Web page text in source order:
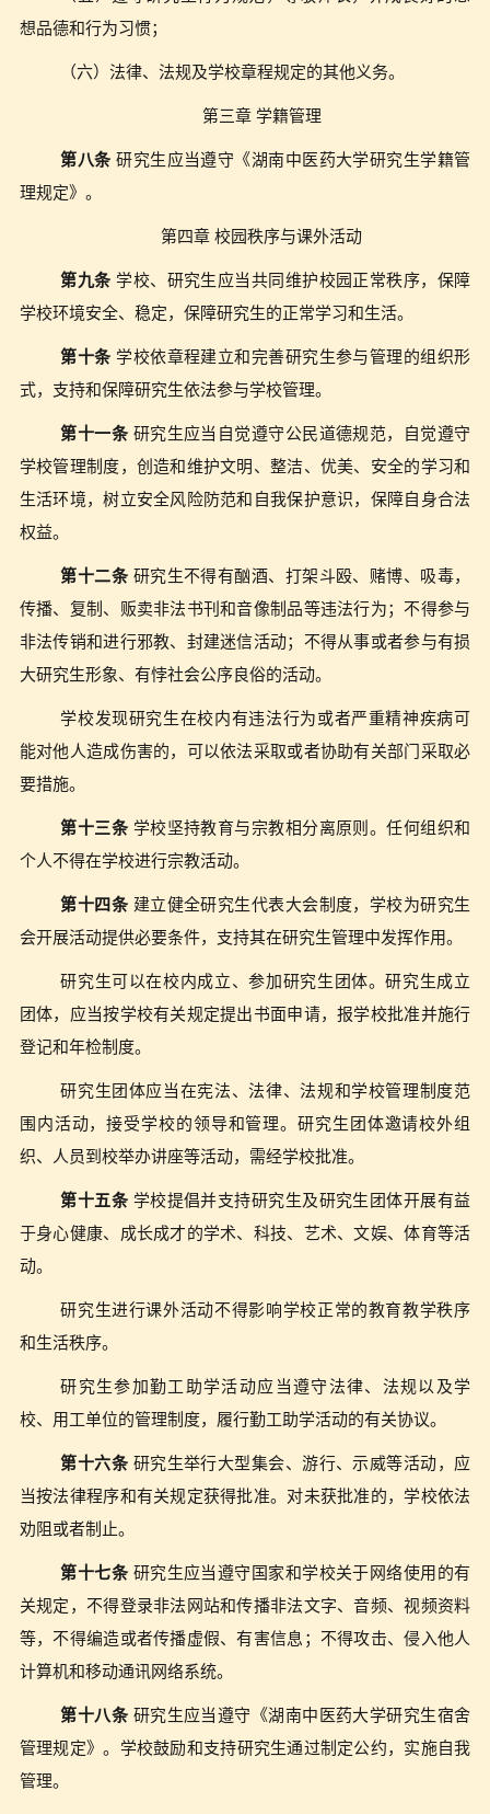
想品德和行为习惯；
（六）法律、法规及学校章程规定的其他义务。
第三章 学籍管理
第八条研究生应当遵守《湖南中医药大学研究生学籍管
理规定》。
第四章 校园秩序与课外活动
第九条学校、研究生应当共同维护校园正常秩序，保障
学校环境安全、稳定，保障研究生的正常学习和生活。
第十条学校依章程建立和完善研究生参与管理的组织形
式，支持和保障研究生依法参与学校管理。
第十一条研究生应当自觉遵守公民道德规范，自觉遵守
学校管理制度，创造和维护文明、整洁、优美、安全的学习和
生活环境，树立安全风险防范和自我保护意识，保障自身合法
权益。
第十二条研究生不得有酗酒、打架斗殴、赌博、吸毒，
传播、复制、贩卖非法书刊和音像制品等违法行为；不得参与
非法传销和进行邪教、封建迷信活动；不得从事或者参与有损
大研究生形象、有悖社会公序良俗的活动。
学校发现研究生在校内有违法行为或者严重精神疾病可
能对他人造成伤害的，可以依法采取或者协助有关部门采取必
要措施。
第十三条学校坚持教育与宗教相分离原则。任何组织和
个人不得在学校进行宗教活动。
第十四条 建立健全研究生代表大会制度，学校为研究生
会开展活动提供必要条件，支持其在研究生管理中发挥作用。
研究生可以在校内成立、参加研究生团体。研究生成立
团体，应当按学校有关规定提出书面申请，报学校批准并施行
登记和年检制度。
研究生团体应当在宪法、法律、法规和学校管理制度范
围内活动，接受学校的领导和管理。研究生团体邀请校外组
织、人员到校举办讲座等活动，需经学校批准。
第十五条学校提倡并支持研究生及研究生团体开展有益
于身心健康、成长成才的学术、科技、艺术、文娱、体育等活
动。
研究生进行课外活动不得影响学校正常的教育教学秩序
和生活秩序。
研究生参加勤工助学活动应当遵守法律、法规以及学
校、用工单位的管理制度，履行勤工助学活动的有关协议。
第十六条研究生举行大型集会、游行、示威等活动，应
当按法律程序和有关规定获得批准。对未获批准的，学校依法
劝阻或者制止。
第十七条研究生应当遵守国家和学校关于网络使用的有
关规定，不得登录非法网站和传播非法文字、音频、视频资料
等，不得编造或者传播虚假、有害信息；不得攻击、侵入他人
计算机和移动通讯网络系统。
第十八条 研究生应当遵守《湖南中医药大学研究生宿舍
管理规定》。 学校鼓励和支持研究生通过制定公约，实施自我
管理。